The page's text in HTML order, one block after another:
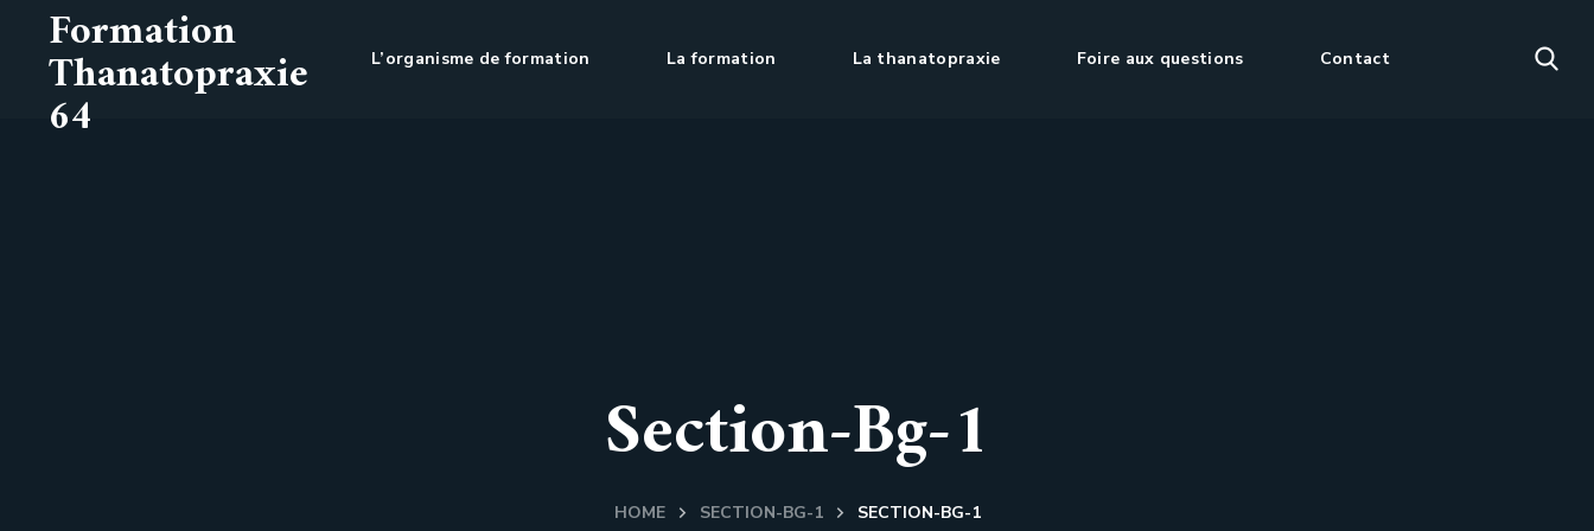
Formation
Thanatopraxie
64
L’organisme de formation La formation La thanatopraxie Foire aux questions Contact
Section-Bg-1
HOME SECTION-BG-1 SECTION-BG-1